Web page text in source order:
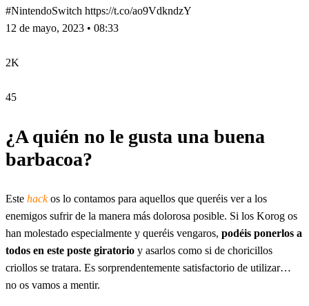
#NintendoSwitch https://t.co/ao9VdkndzY
12 de mayo, 2023 • 08:33
2K
45
¿A quién no le gusta una buena
barbacoa?
Este hackos lo contamos para aquellos que queréis ver a los
enemigos sufrir de la manera más dolorosa posible. Si los Korog os
han molestado especialmente y queréis vengaros, podéis ponerlos a
todos en este poste giratorio y asarlos como si de choricillos
criollos se tratara. Es sorprendentemente satisfactorio de utilizar…
no os vamos a mentir.